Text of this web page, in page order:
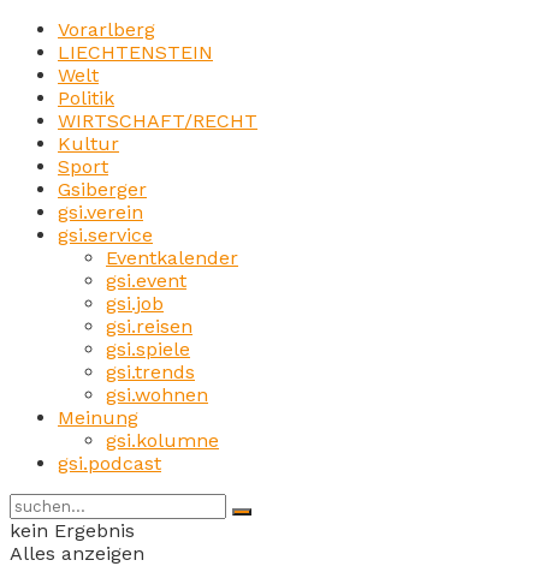
Vorarlberg
LIECHTENSTEIN
Welt
Politik
WIRTSCHAFT/RECHT
Kultur
Sport
Gsiberger
gsi.verein
gsi.service
Eventkalender
gsi.event
gsi.job
gsi.reisen
gsi.spiele
gsi.trends
gsi.wohnen
Meinung
gsi.kolumne
gsi.podcast
kein Ergebnis
Alles anzeigen